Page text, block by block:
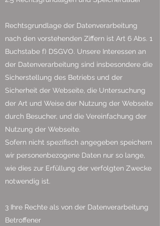
Rechtsgrundlage der Datenverarbeitung
nach den vorstehenden Ziffern ist Art 6 Abs. 1
Buchstabe f) DSGVO. Unsere Interessen an
der Datenverarbeitung sind insbesondere die
Sicherstellung des Betriebs und der
Sicherheit der Webseite, die Untersuchung
der Art und Weise der Nutzung der Webseite
durch Besucher, und die Vereinfachung der
Nutzung der Webseite.
Sofern nicht spezifisch angegeben speichern
wir personenbezogene Daten nur so lange,
wie dies zur Erfüllung der verfolgten Zwecke
notwendig ist.
3 Ihre Rechte als von der Datenverarbeitung
Betroffener